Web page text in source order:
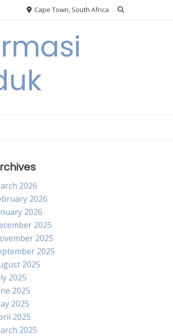
Cape Town, South Africa
2026
2026
2026
2025
2025
2025
2025
2025
2025
2025
2025
2025